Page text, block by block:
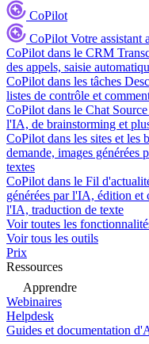
CoPilot
CoPilot Votre
CoPilot dans le CRM
des appels, saisie
CoPilot dans les tâches
listes de contrôle et
CoPilot dans le Chat
l'IA, de brainstorming et
CoPilot dans les sites et les
demande, images
textes
CoPilot dans le Fil
générées par l'IA, édition et
l'IA, traduction de texte
Voir toutes les
Voir tous les outils
Prix
Ressources
Apprendre
Webinaires
Helpdesk
Guides et documentation